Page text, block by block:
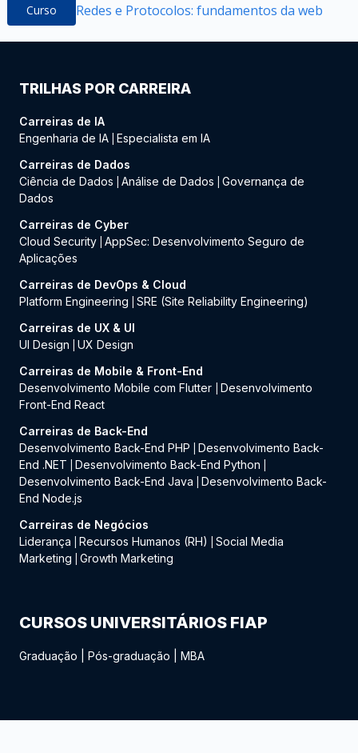
Curso Redes e Protocolos: fundamentos da web
TRILHAS POR CARREIRA
Carreiras de IA
Engenharia de IA Especialista em IA
Carreiras de Dados
Ciência de Dados
Análise de Dados
Governança de
Dados
Carreiras de Cyber
Cloud Security AppSec: Desenvolvimento Seguro de
Aplicações
Carreiras de DevOps & Cloud
Platform Engineering
SRE (Site Reliability Engineering)
Carreiras de UX & UI
UI Design
UX Design
Carreiras de Mobile & Front-End
Desenvolvimento Mobile com Flutter
Desenvolvimento
Front-End React
Carreiras de Back-End
Desenvolvimento Back-End PHP
Desenvolvimento Back-
End .NET
Desenvolvimento Back-End Python
Desenvolvimento Back-End Java
Desenvolvimento Back-
End Node.js
Carreiras de Negócios
Liderança
Recursos Humanos (RH)
Social Media
Marketing
Growth Marketing
CURSOS UNIVERSITÁRIOS FIAP
Graduação Pós-graduação MBA